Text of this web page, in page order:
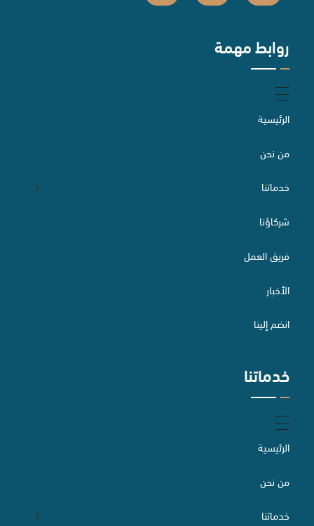
روابط مهمة
الرئيسية
من نحن
خدماتنا
التقاضي والسبل البديلة لتسوية المنازعات
الاستثمار الأجنبي وتراخيصه
الخدمات الصناعية
شركاؤنا
فريق العمل
الأخبار
انضم إلينا
خدماتنا
الرئيسية
من نحن
خدماتنا